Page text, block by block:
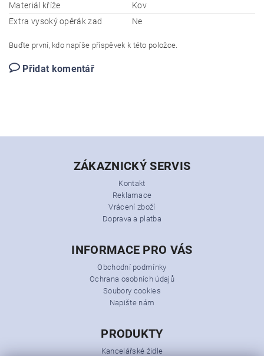
Materiál kříže
Kov
Extra vysoký opěrák zad
Ne
Buďte první, kdo napíše příspěvek k této položce.
Přidat komentář
ZÁKAZNICKÝ SERVIS
Kontakt
Reklamace
Vrácení zboží
Doprava a platba
INFORMACE PRO VÁS
Obchodní podmínky
Ochrana osobních údajů
Soubory cookies
Napište nám
PRODUKTY
Kancelářské židle